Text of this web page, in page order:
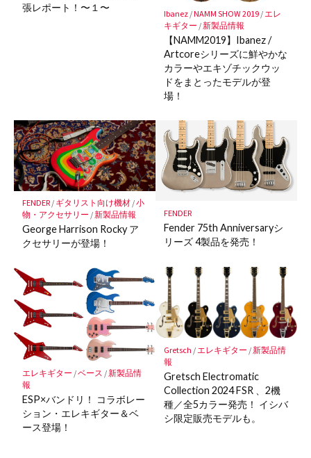
張レポート！〜１〜
Ibanez/NAMM SHOW 2019/エレ
キギター /新製品情報
【NAMM2019】Ibanez /
Artcoreシリーズに鮮やかな
カラーやエキゾチックウッ
ドをまとったモデルが登
場！
FENDER/ ギタリスト向け機材/小
物・アクセサリー /新製品情報
George Harrison Rocky ア
クセサリーが登場！
FENDER
Fender 75th Anniversaryシ
リーズ 4製品を発売！
エレキギター /ベース /新製品情
報
ESP×バンドリ！ コラボレー
ション・エレキギター＆ベ
ース登場！
Gretsch / エレキギター /新製品情
報
Gretsch Electromatic
Collection 2024 FSR 、2機
種／全5カラー発売！ イシバ
シ限定販売モデルも。